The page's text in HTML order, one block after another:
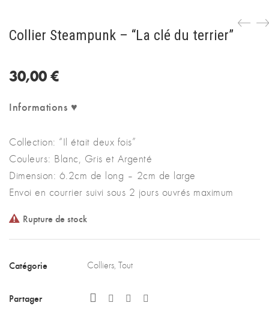
Collier Steampunk – “La clé du terrier”
30,00€
Informations ♥
Collection: “Il était deux fois”
Couleurs: Blanc, Gris et Argenté
Dimension: 6.2cm de long – 2cm de large
Envoi en courrier suivi sous 2 jours ouvrés maximum
Rupture de stock
Catégorie Colliers ,Tout
Partager